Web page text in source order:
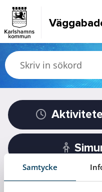
Samtycke